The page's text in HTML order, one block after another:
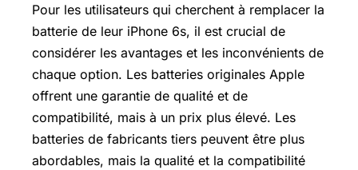
Pour les utilisateurs qui cherchent à remplacer la
batterie de leur iPhone 6s, il est crucial de
considérer les avantages et les inconvénients de
chaque option. Les batteries originales Apple
offrent une garantie de qualité et de
compatibilité, mais à un prix plus élevé. Les
batteries de fabricants tiers peuvent être plus
abordables, mais la qualité et la compatibilité